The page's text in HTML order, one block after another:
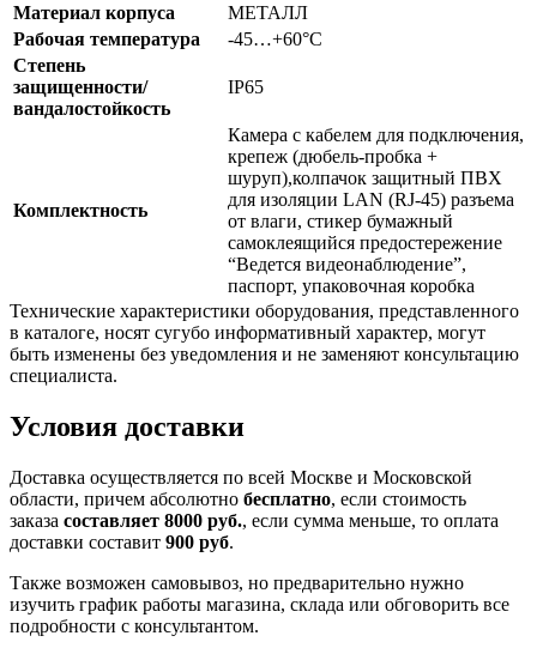
Материал корпуса
МЕТАЛЛ
Рабочая температура
-45…+60°С
Степень
защищенности/
вандалостойкость
IP65
Комплектность
Камера с кабелем для подключения,
крепеж (дюбель-пробка +
шуруп),колпачок защитный ПВХ
для изоляции LAN (RJ-45) разъема
от влаги, cтикер бумажный
самоклеящийся предостережение
“Ведется видеонаблюдение”,
паспорт, упаковочная коробка
Технические характеристики оборудования, представленного
в каталоге, носят сугубо информативный характер, могут
быть изменены без уведомления и не заменяют консультацию
специалиста.
Условия доставки
Доставка осуществляется по всей Москве и Московской
области, причем абсолютно бесплатно, если стоимость
заказа составляет 8000 руб., если сумма меньше, то оплата
доставки составит 900 руб.
Также возможен самовывоз, но предварительно нужно
изучить график работы магазина, склада или обговорить все
подробности с консультантом.